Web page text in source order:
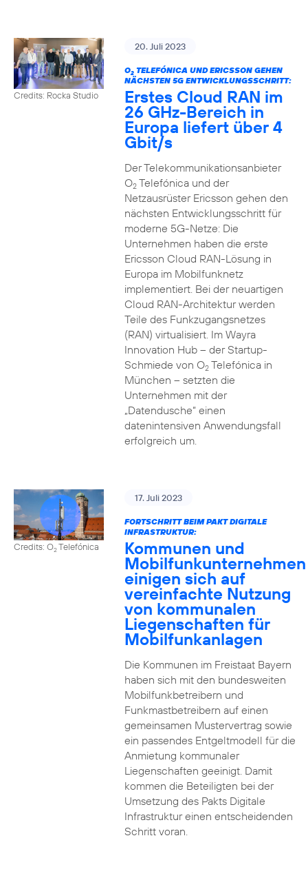
Credits: Rocka Studio
20. Juli 2023
O2TELEFÓNICA UND ERICSSON GEHEN
NÄCHSTEN 5G ENTWICKLUNGSSCHRITT:
Erstes Cloud RAN im
26 GHz-Bereich in
Europa liefert über 4
Gbit/s
Der Telekommunikationsanbieter
O2Telefónica und der
Netzausrüster Ericsson gehen den
nächsten Entwicklungsschritt für
moderne 5G-Netze: Die
Unternehmen haben die erste
Ericsson Cloud RAN-Lösung in
Europa im Mobilfunknetz
implementiert. Bei der neuartigen
Cloud RAN-Architektur werden
Teile des Funkzugangsnetzes
(RAN) virtualisiert. Im Wayra
Innovation Hub – der Startup-
Schmiede von O2Telefónica in
München – setzten die
Unternehmen mit der
„Datendusche“ einen
datenintensiven Anwendungsfall
erfolgreich um.
Credits: O2Telefónica
17. Juli 2023
FORTSCHRITT BEIM PAKT DIGITALE
INFRASTRUKTUR:
Kommunen und
Mobilfunkunternehmen
einigen sich auf
vereinfachte Nutzung
von kommunalen
Liegenschaften für
Mobilfunkanlagen
Die Kommunen im Freistaat Bayern
haben sich mit den bundesweiten
Mobilfunkbetreibern und
Funkmastbetreibern auf einen
gemeinsamen Mustervertrag sowie
ein passendes Entgeltmodell für die
Anmietung kommunaler
Liegenschaften geeinigt. Damit
kommen die Beteiligten bei der
Umsetzung des Pakts Digitale
Infrastruktur einen entscheidenden
Schritt voran.